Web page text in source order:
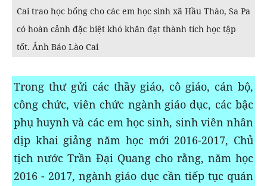
Cai trao học bổng cho các em học sinh xã Hầu Thào, Sa Pa
có hoàn cảnh đặc biệt khó khăn đạt thành tích học tập
tốt. Ảnh Báo Lào Cai
Trong thư gửi các thầy giáo, cô giáo, cán bộ,
công chức, viên chức ngành giáo dục, các bậc
phụ huynh và các em học sinh, sinh viên nhân
dịp khai giảng năm học mới 2016-2017, Chủ
tịch nước Trần Đại Quang cho rằng, năm học
2016 - 2017, ngành giáo dục cần tiếp tục quán